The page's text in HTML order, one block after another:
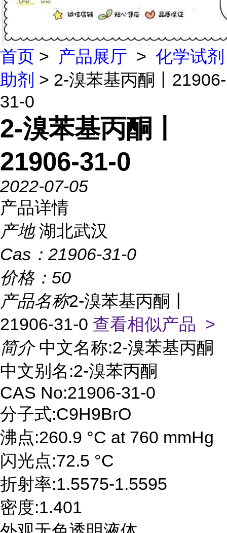
首页 > 产品展厅 > 化学试剂
助剂 > 2-溴苯基丙酮丨21906-
31-0
2-溴苯基丙酮丨
21906-31-0
2022-07-05
产品详情
产地 湖北武汉
Cas： 21906-31-0
价格： 50
产品名称2-溴苯基丙酮丨
21906-31-0 查看相似产品 >
简介 中文名称:2-溴苯基丙酮
中文别名:2-溴苯丙酮
CAS No:21906-31-0
分子式:C9H9BrO
沸点:260.9 °C at 760 mmHg
闪光点:72.5 °C
折射率:1.5575-1.5595
密度:1.401